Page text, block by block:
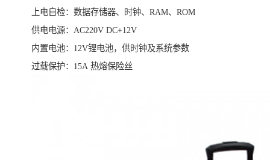
上电自检：数据存储器、时钟、RAM、ROM
供电电源：AC220V DC+12V
内置电池：12V锂电池，供时钟及系统参数
过载保护：15A 热熔保险丝